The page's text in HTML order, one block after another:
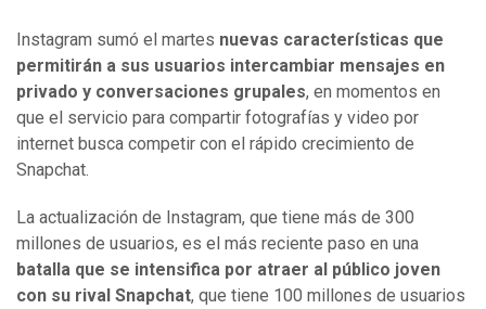
Instagram sumó el martes nuevas características que
permitirán a sus usuarios intercambiar mensajes en
privado y conversaciones grupales, en momentos en
que el servicio para compartir fotografías y video por
internet busca competir con el rápido crecimiento de
Snapchat.
La actualización de Instagram, que tiene más de 300
millones de usuarios, es el más reciente paso en una
batalla que se intensifica por atraer al público joven
con su rival Snapchat, que tiene 100 millones de usuarios